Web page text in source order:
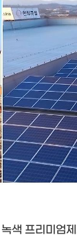
색 프리미엄